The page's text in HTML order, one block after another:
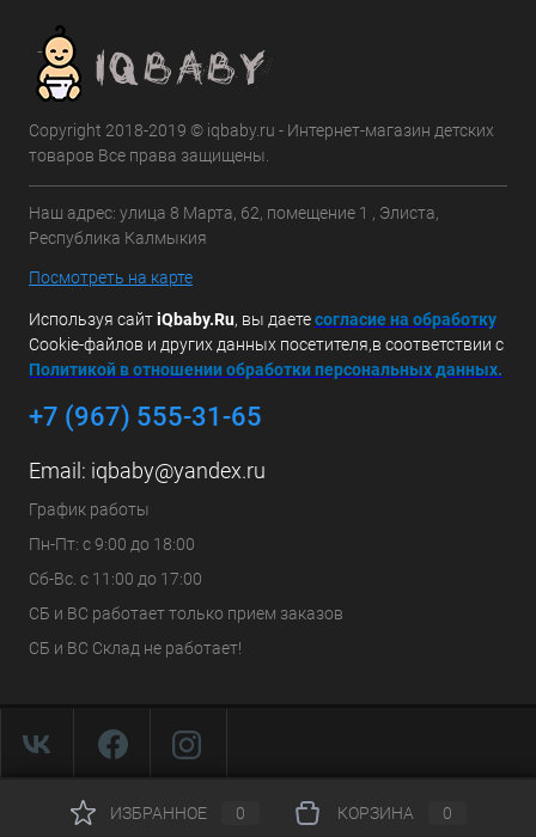
Copyright 2018-2019 © iqbaby.ru - Интернет-магазин детских
товаров Все права защищены.
Наш адрес: улица 8 Марта, 62, помещение 1 , Элиста,
Республика Калмыкия
Посмотреть на карте
Используя сайтiQbaby.Ru, вы даетесогласие на обработку
Cookie-файлов и других данных посетителя,в соответствии с
Политикой в отношении обработки персональных данных.
+7 (967) 555-31-65
Email: iqbaby@yandex.ru
График работы
Пн-Пт: с 9:00 до 18:00
Сб-Вс. с 11:00 до 17:00
СБ и ВС работает только прием заказов
СБ и ВС Склад не работает!
ИЗБРАННОЕ 0 КОРЗИНА 0